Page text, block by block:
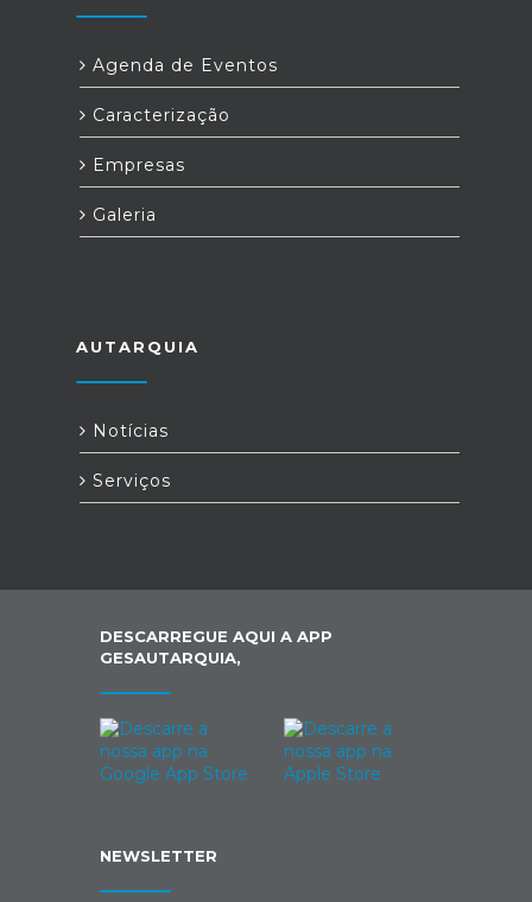
Agenda de Eventos
Caracterização
Empresas
Galeria
AUTARQUIA
Notícias
Serviços
DESCARREGUE AQUI A APP
GESAUTARQUIA,
NEWSLETTER